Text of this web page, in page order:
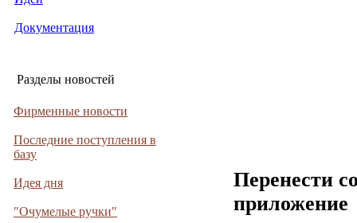
Документация
Разделы новостей
Фирменные новости
Последние поступления в
базу
Идея дня
"Очумелые ручки"
Перенести
приложение